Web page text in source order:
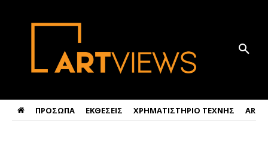
ΠΡΟΣΩΠΑ ΕΚΘΕΣΕΙΣ ΧΡΗΜΑΤΙΣΤΗΡΙΟ ΤΕΧΝΗΣ ART